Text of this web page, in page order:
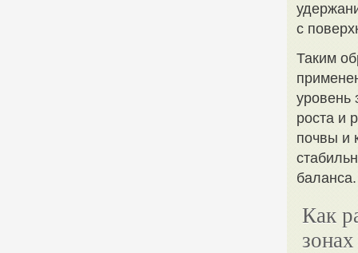
с
Таким
уровень
роста и
почвы и
баланса.
Как
зонах